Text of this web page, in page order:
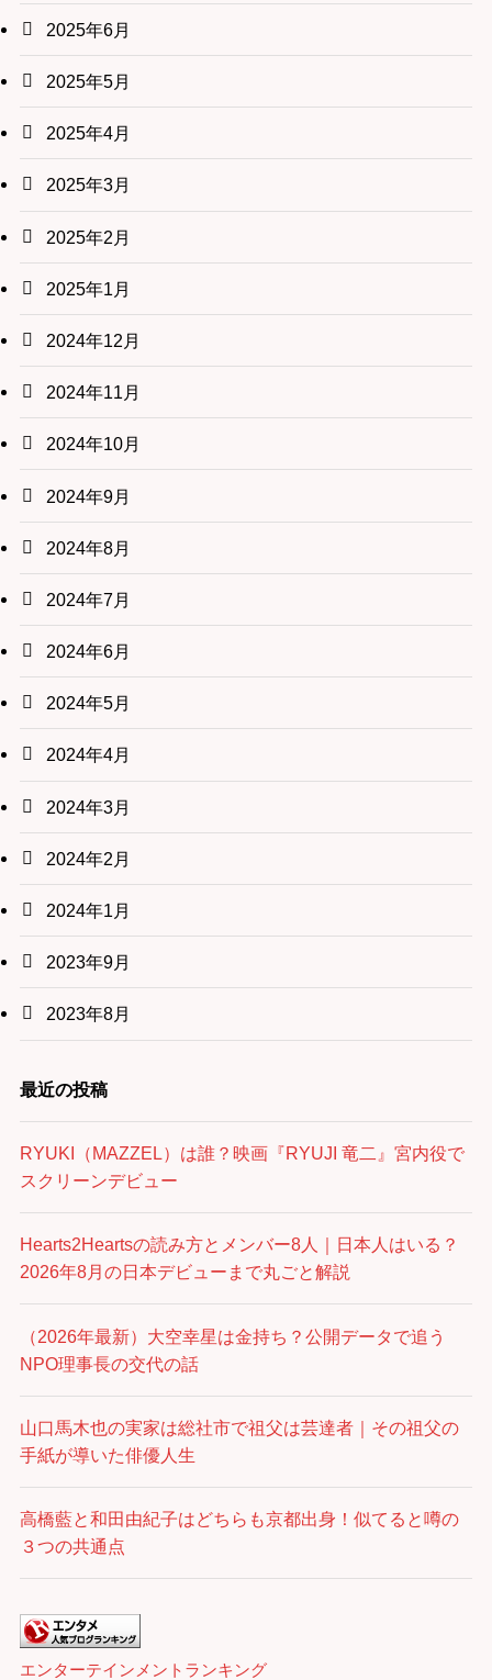
2025年6月
2025年5月
2025年4月
2025年3月
2025年2月
2025年1月
2024年12月
2024年11月
2024年10月
2024年9月
2024年8月
2024年7月
2024年6月
2024年5月
2024年4月
2024年3月
2024年2月
2024年1月
2023年9月
2023年8月
最近の投稿
RYUKI（MAZZEL）は誰？映画『RYUJI 竜二』宮内役で
スクリーンデビュー
Hearts2Heartsの読み方とメンバー8人｜日本人はいる？
2026年8月の日本デビューまで丸ごと解説
（2026年最新）大空幸星は金持ち？公開データで追う
NPO理事長の交代の話
山口馬木也の実家は総社市で祖父は芸達者｜その祖父の
手紙が導いた俳優人生
高橋藍と和田由紀子はどちらも京都出身！似てると噂の
３つの共通点
エンターテインメントランキング